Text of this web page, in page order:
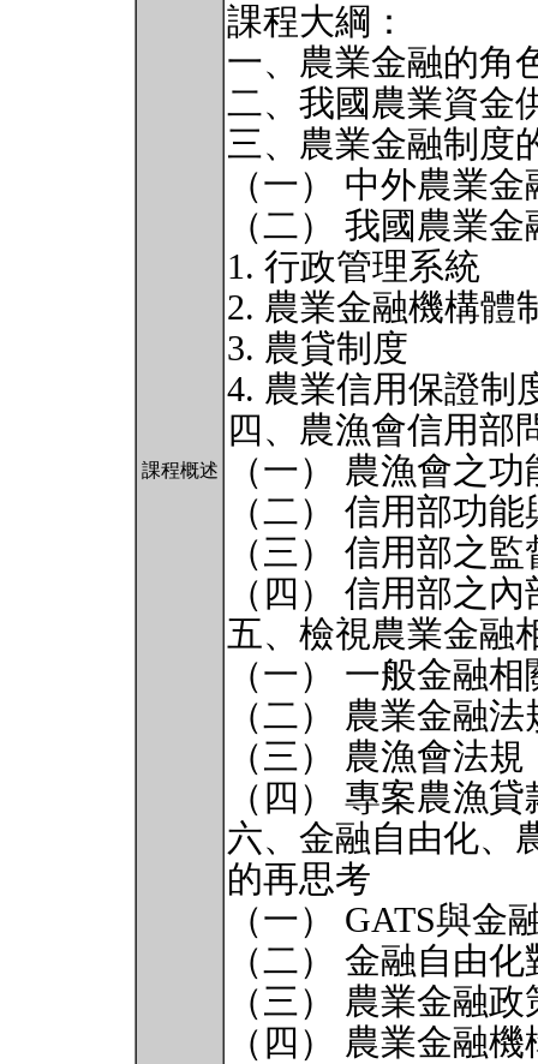
課程概述
課程大綱：
一、農業金融的角
二、我國農業資金
三、農業金融制度
（一） 中外農業
（二） 我國農業
1. 行政管理系統
2. 農業金融機構體
3. 農貸制度
4. 農業信用保證制
四、農漁會信用部
（一） 農漁會之
（二） 信用部功
（三） 信用部之
（四） 信用部之
五、檢視農業金融
（一） 一般金融
（二） 農業金融法
（三） 農漁會法規
（四） 專案農漁
六、金融自由化、
的再思考
（一） GATS與金
（二） 金融自由
（三） 農業金融
（四） 農業金融